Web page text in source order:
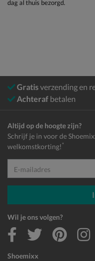
dag al thuis bezorgd.
Gratisverzending en
Achteraf betalen
Shoemixx
Altijd op de hoogte zijn?
Schrijf je in voor de
welkomstkorting! *
E-mailadres
Wil je ons volgen?